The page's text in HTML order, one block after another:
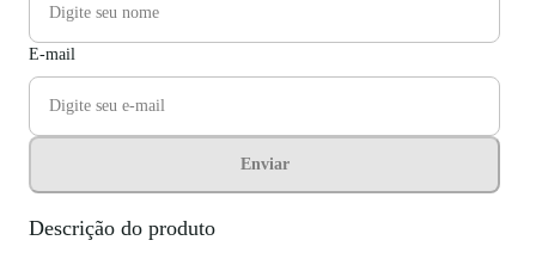
E-mail
Enviar
Descrição do produto